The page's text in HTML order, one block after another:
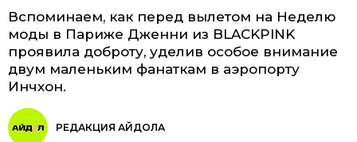
Вспоминаем, как перед вылетом на Неделю
моды в Париже Дженни из BLACKPINK
проявила доброту, уделив особое внимание
двум маленьким фанаткам в аэропорту
Инчхон.
РЕДАКЦИЯ АЙДОЛА